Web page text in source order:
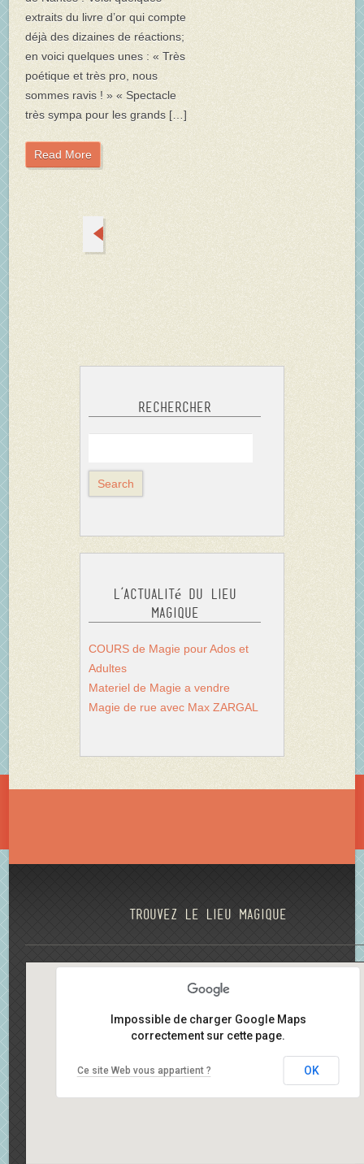
extraits du livre d’or qui compte
déjà des dizaines de réactions;
en voici quelques unes : « Très
poétique et très pro, nous
sommes ravis ! » « Spectacle
très sympa pour les grands […]
Read More
Rechercher
L’actualité du Lieu
Magique
COURS de Magie pour Ados et
Adultes
Materiel de Magie a vendre
Magie de rue avec Max ZARGAL
Trouvez le lieu magique
Impossible de charger Google Maps
correctement sur cette page.
Ce site Web vous appartient ? OK